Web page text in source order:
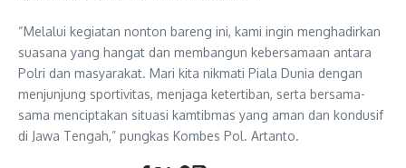
“Melalui kegiatan nonton bareng ini, kami ingin menghadirkan
suasana yang hangat dan membangun kebersamaan antara
Polri dan masyarakat. Mari kita nikmati Piala Dunia dengan
menjunjung sportivitas, menjaga ketertiban, serta bersama-
sama menciptakan situasi kamtibmas yang aman dan kondusif
di Jawa Tengah,” pungkas Kombes Pol. Artanto.